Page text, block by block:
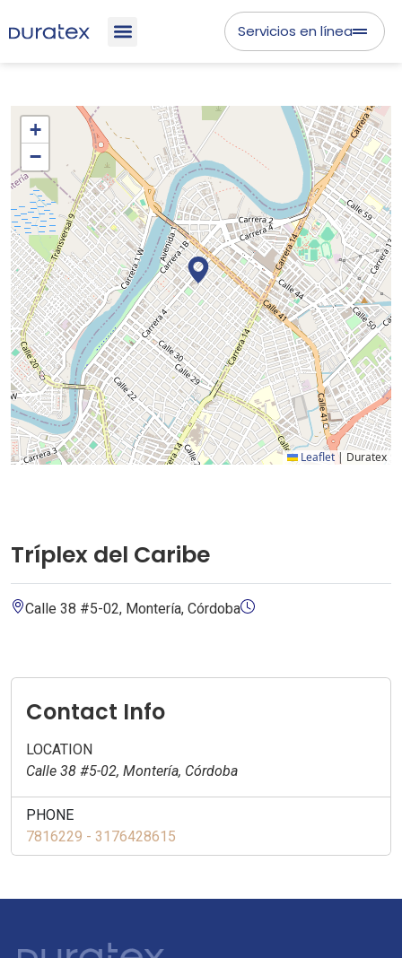
Servicios en línea
+
−
Leaflet | Duratex
Tríplex del Caribe
Calle 38 #5-02, Montería, Córdoba
Contact Info
LOCATION
Calle 38 #5-02, Montería, Córdoba
PHONE
7816229 - 3176428615